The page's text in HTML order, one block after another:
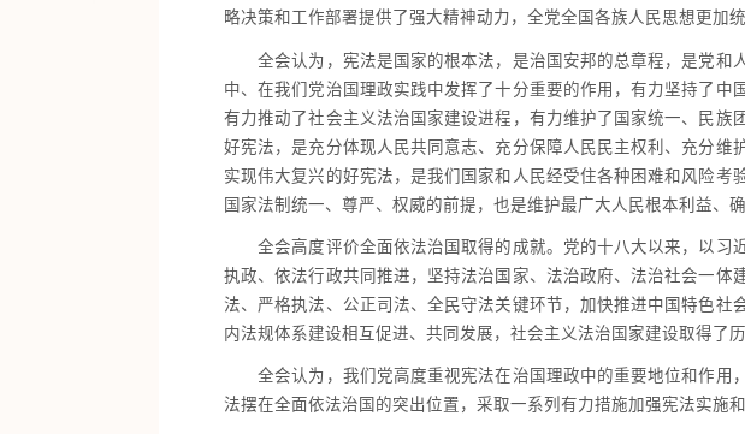
略决策和工作部署提供了强大精神动力，全党全国各族人民思想更加
全会认为，宪法是国家的根本法，是治国安邦的总章程，是党和
中、在我们党治国理政实践中发挥了十分重要的作用，有力坚持了中
有力推动了社会主义法治国家建设进程，有力维护了国家统一、民
好宪法，是充分体现人民共同意志、充分保障人民民主权利、充分
实现伟大复兴的好宪法，是我们国家和人民经受住各种困难和风险
国家法制统一、尊严、权威的前提，也是维护最广大人民根本利益、
全会高度评价全面依法治国取得的成就。党的十八大以来，以习
执政、依法行政共同推进，坚持法治国家、法治政府、法治社会一
法、严格执法、公正司法、全民守法关键环节，加快推进中国特色
内法规体系建设相互促进、共同发展，社会主义法治国家建设取得了历
全会认为，我们党高度重视宪法在治国理政中的重要地位和作用
法摆在全面依法治国的突出位置，采取一系列有力措施加强宪法实施